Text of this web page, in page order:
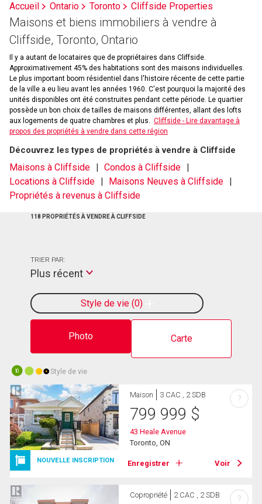
et
les
historiques
d'inscriptions
Accueil Ontario Toronto Cliffside Properties
Maisons et biens immobiliers à vendre à
Cliffside, Toronto, Ontario
Il y a autant de locataires que de propriétaires dans Cliffside.
Approximativement 45% des habitations sont des maisons individuelles.
Le plus important boom résidentiel dans l'histoire récente de cette partie
de la ville a eu lieu avant les années 1960. C'est pourquoi la majorité des
unités disponibles ont été construites pendant cette période. Le quartier
possède un bon choix de tailles de maisons différentes, allant des lofts
aux logements de quatre chambres et plus. Cliffside - Lire davantage à
propos des propriétés à vendre dans cette région
Découvrez les types de propriétés à vendre à Cliffside
Maisons à Cliffside
Condos à Cliffside
Locations à Cliffside
Maisons Neuves à Cliffside
Propriétés à revenus à Cliffside
118 PROPRIÉTÉS À VENDRE À CLIFFSIDE
Photo Carte
Style de vie 0
TRIER PAR:
Plus récent
10 Style de vie
NOUVELLE INSCRIPTION
Maison 3 CAC , 2 SDB
799 999 $
43 Heale Avenue
Toronto, ON
Enregistrer Voir
?
Copropriété 2 CAC , 2 SDB ?